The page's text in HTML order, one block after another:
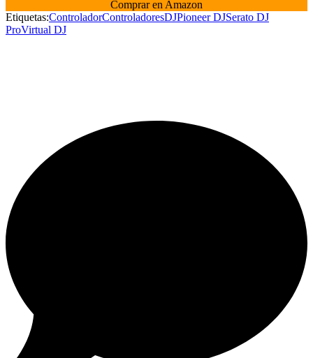
Comprar en Amazon
Etiquetas:ControladorControladoresDJPioneer DJSerato DJ
ProVirtual DJ